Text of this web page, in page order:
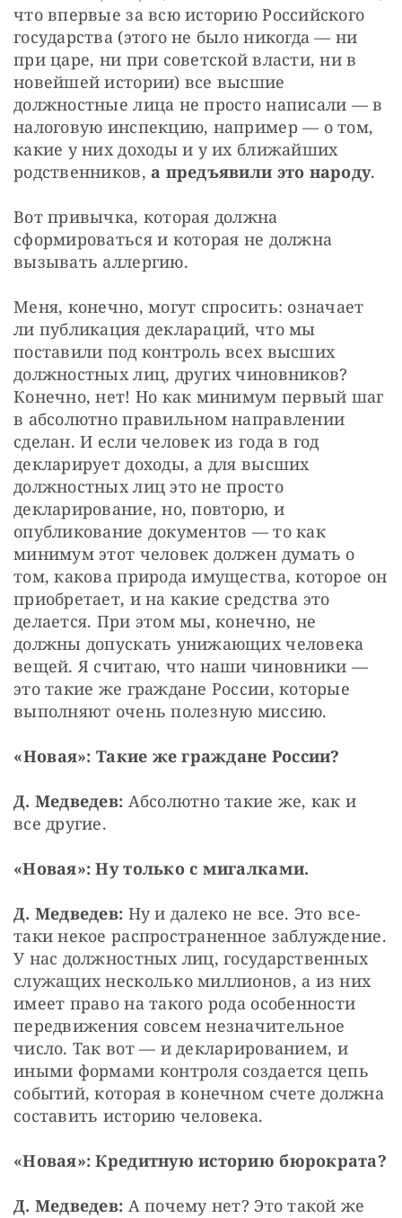
что впервые за всю историю Российского
государства (этого не было никогда — ни
при царе, ни при советской власти, ни в
новейшей истории) все высшие
должностные лица не просто написали — в
налоговую инспекцию, например — о том,
какие у них доходы и у их ближайших
родственников, а предъявили это народу.
Вот привычка, которая должна
сформироваться и которая не должна
вызывать аллергию.
Меня, конечно, могут спросить: означает
ли публикация деклараций, что мы
поставили под контроль всех высших
должностных лиц, других чиновников?
Конечно, нет! Но как минимум первый шаг
в абсолютно правильном направлении
сделан. И если человек из года в год
декларирует доходы, а для высших
должностных лиц это не просто
декларирование, но, повторю, и
опубликование документов — то как
минимум этот человек должен думать о
том, какова природа имущества, которое он
приобретает, и на какие средства это
делается. При этом мы, конечно, не
должны допускать унижающих человека
вещей. Я считаю, что наши чиновники —
это такие же граждане России, которые
выполняют очень полезную миссию.
«Новая»: Такие же граждане России?
Д. Медведев: Абсолютно такие же, как и
все другие.
«Новая»: Ну только с мигалками.
Д. Медведев: Ну и далеко не все. Это все-
таки некое распространенное заблуждение.
У нас должностных лиц, государственных
служащих несколько миллионов, а из них
имеет право на такого рода особенности
передвижения совсем незначительное
число. Так вот — и декларированием, и
иными формами контроля создается цепь
событий, которая в конечном счете должна
составить историю человека.
«Новая»: Кредитную историю бюрократа?
Д. Медведев: А почему нет? Это такой же